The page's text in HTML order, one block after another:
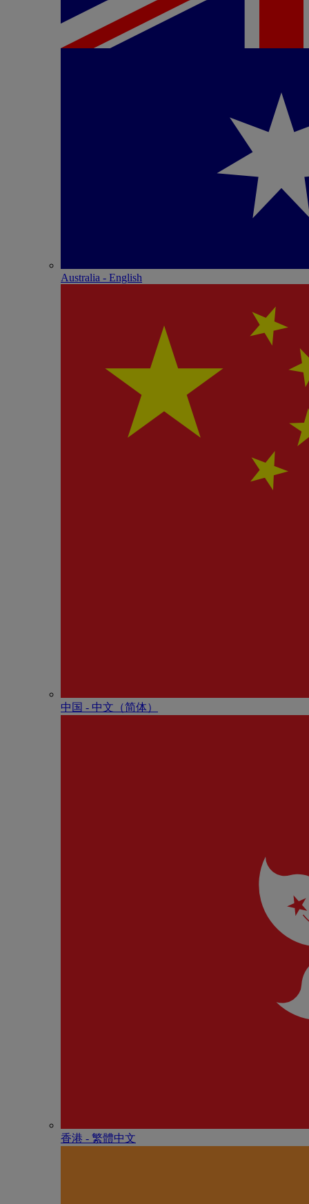
Australia - English
中国 - 中⽂（简体）
香港 - 繁體中文